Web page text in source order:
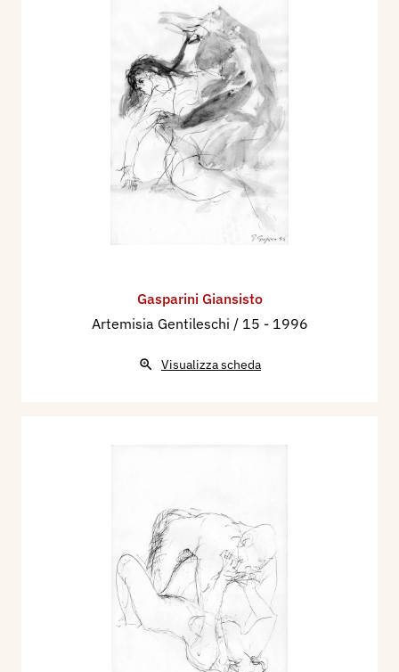
Gasparini Giansisto
Artemisia Gentileschi / 15 - 1996
Visualizza scheda